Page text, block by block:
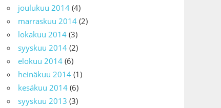
joulukuu 2014 (4)
marraskuu 2014 (2)
lokakuu 2014 (3)
syyskuu 2014 (2)
elokuu 2014 (6)
heinäkuu 2014 (1)
kesäkuu 2014 (6)
syyskuu 2013 (3)